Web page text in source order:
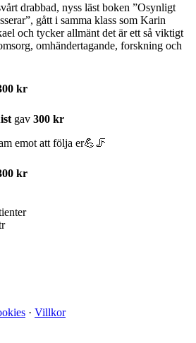
drabbad, nyss läst boken ”Osynligt
gått i samma klass som Karin
och tycker allmänt det är ett så viktigt
omhändertagande, forskning och
kr
gav 300 kr
emot att följa er💪🦵
kr
· Villkor